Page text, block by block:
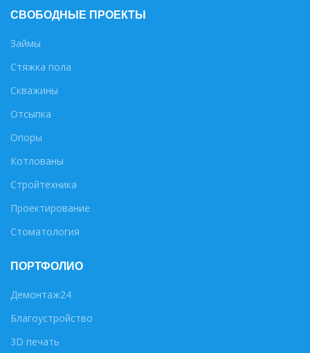
СВОБОДНЫЕ ПРОЕКТЫ
Займы
Стяжка пола
Скважины
Отсыпка
Опоры
Котлованы
Стройтехника
Проектирование
Стоматология
ПОРТФОЛИО
Демонтаж24
Благоустройство
3D печать